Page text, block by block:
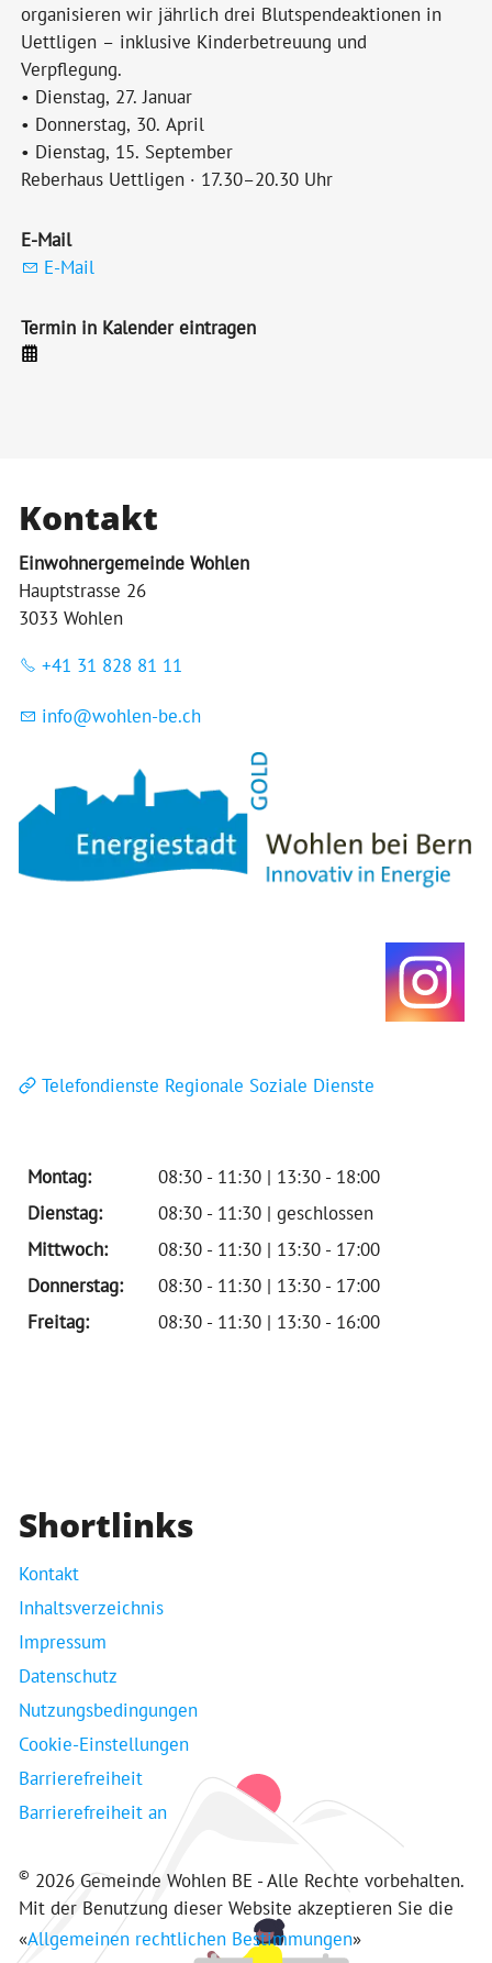
organisieren wir jährlich drei Blutspendeaktionen in
Uettligen – inklusive Kinderbetreuung und
Verpflegung.
• Dienstag, 27. Januar
• Donnerstag, 30. April
• Dienstag, 15. September
Reberhaus Uettligen · 17.30–20.30 Uhr
E-Mail
E-Mail
Termin in Kalender eintragen
Kontakt
Einwohnergemeinde Wohlen
Hauptstrasse 26
3033 Wohlen
+41 31 828 81 11
nf w hl n-b ch
Telefondienste Regionale Soziale Dienste
Montag:
08:30 - 11:30 | 13:30 - 18:00
Dienstag:
08:30 - 11:30 | geschlossen
Mittwoch:
08:30 - 11:30 | 13:30 - 17:00
Donnerstag:
08:30 - 11:30 | 13:30 - 17:00
Freitag:
08:30 - 11:30 | 13:30 - 16:00
Shortlinks
Kontakt
Inhaltsverzeichnis
Impressum
Datenschutz
Nutzungsbedingungen
Cookie-Einstellungen
Barrierefreiheit
Barrierefreiheit an
© 2026 Gemeinde Wohlen BE - Alle Rechte vorbehalten.
Mit der Benutzung dieser Website akzeptieren Sie die
«Allgemeinen rechtlichen Bestimmungen»